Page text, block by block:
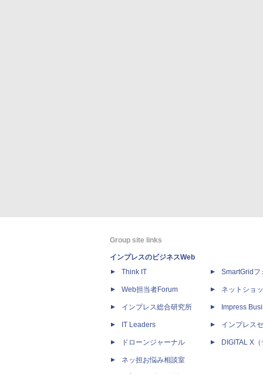
Group site links
インプレスのビジネスWeb
Think IT
Web担当者Forum
インプレス総合研究所
IT Leaders
ドローンジャーナル
ネッ担お悩み相談室
SmartGridフ
ネットショ
Impress
インプレス
DIGITAL X